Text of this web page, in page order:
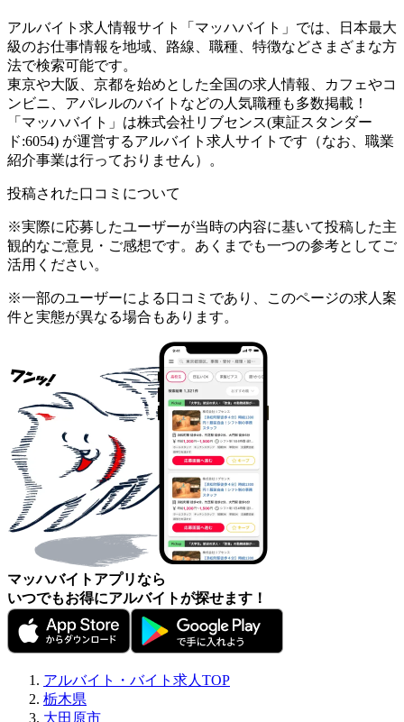
アルバイト求人情報サイト「マッハバイト」では、日本最大
級のお仕事情報を地域、路線、職種、特徴などさまざまな方
法で検索可能です。
東京や大阪、京都を始めとした全国の求人情報、カフェやコ
ンビニ、アパレルのバイトなどの人気職種も多数掲載！
「マッハバイト」は株式会社リブセンス(東証スタンダー
ド:6054) が運営するアルバイト求人サイトです（なお、職業
紹介事業は行っておりません）。
投稿された口コミについて
※実際に応募したユーザーが当時の内容に基いて投稿した主
観的なご意見・ご感想です。あくまでも一つの参考としてご
活用ください。
※一部のユーザーによる口コミであり、このページの求人案
件と実態が異なる場合もあります。
マッハバイトアプリなら
いつでもお得にアルバイトが探せます！
アルバイト・バイト求人TOP
栃木県
大田原市